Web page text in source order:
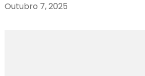
Outubro 7, 2025